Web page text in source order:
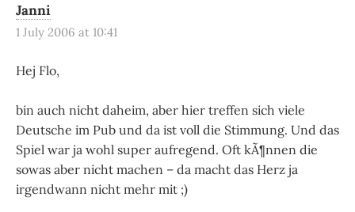
Janni
1 July 2006 at 10:41
Hej Flo,
bin auch nicht daheim, aber hier treffen sich viele
Deutsche im Pub und da ist voll die Stimmung. Und das
Spiel war ja wohl super aufregend. Oft kÃ¶nnen die
sowas aber nicht machen – da macht das Herz ja
irgendwann nicht mehr mit ;)